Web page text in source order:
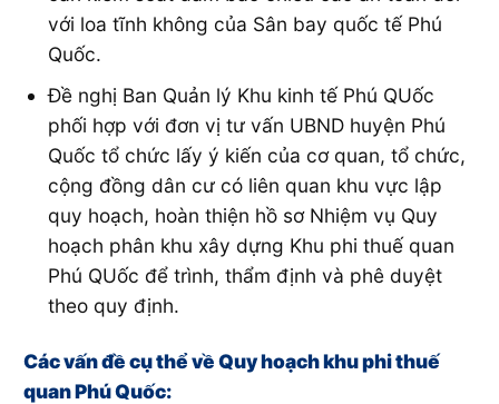
với loa tĩnh không của Sân bay quốc tế Phú
Quốc.
Đề nghị Ban Quản lý Khu kinh tế Phú QUốc
phối hợp với đơn vị tư vấn UBND huyện Phú
Quốc tổ chức lấy ý kiến của cơ quan, tổ chức,
cộng đồng dân cư có liên quan khu vực lập
quy hoạch, hoàn thiện hồ sơ Nhiệm vụ Quy
hoạch phân khu xây dựng Khu phi thuế quan
Phú QUốc để trình, thẩm định và phê duyệt
theo quy định.
Các vấn đề cụ thể về Quy hoạch khu phi thuế
quan Phú Quốc: